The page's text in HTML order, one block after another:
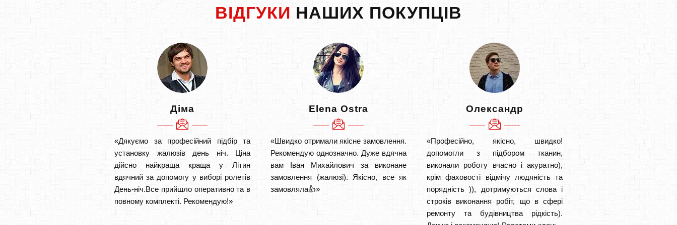
ВІДГУКИ НАШИХ ПОКУПЦІВ
Діма
«Дякуємо за професійний підбір та
установку жалюзів день ніч. Ціна
дійсно найкраща краща у Літин
вдячний за допомогу у виборі ролетів
День-ніч.Все прийшло оперативно та в
повному комплекті. Рекомендую!»
Elena Ostra
«Швидко отримали якісне замовлення.
Рекомендую однозначно. Дуже вдячна
вам Іван Михайлович за виконане
замовлення (жалюзі). Якісно, все як
замовляла👍»
Олександр
«Професійно, якісно, швидко!
допомогли з підбором тканин,
виконали роботу вчасно і акуратно),
крім фаховості відмічу людяність та
порядність )), дотримуються слова і
строків виконання робіт, що в сфері
ремонту та будівництва рідкість).